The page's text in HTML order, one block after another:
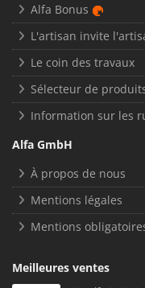
Alfa Bonus
L'artisan invite
Le coin des travaux
Sélecteur de
Information sur les
Alfa GmbH
À propos de nous
Mentions légales
Mentions
Meilleures ventes